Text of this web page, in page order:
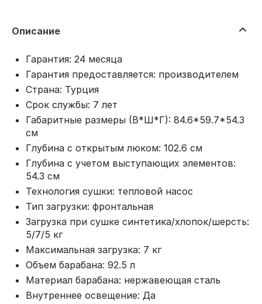
Описание
Гарантия: 24 месяца
Гарантия предоставляется: производителем
Страна: Турция
Срок службы: 7 лет
Габаритные размеры (В*Ш*Г): 84.6*59.7*54.3
см
Глубина с открытым люком: 102.6 см
Глубина с учетом выступающих элементов:
54.3 см
Технология сушки: тепловой насос
Тип загрузки: фронтальная
Загрузка при сушке синтетика/хлопок/шерсть:
5/7/5 кг
Максимальная загрузка: 7 кг
Объем барабана: 92.5 л
Материал барабана: нержавеющая сталь
Внутреннее освещение: Да